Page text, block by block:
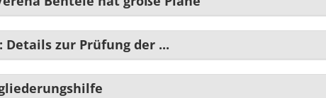
zur Prüfung der ...